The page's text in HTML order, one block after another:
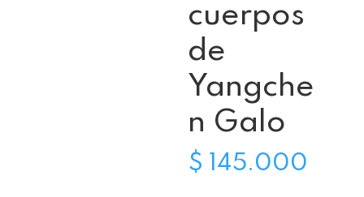
cuerpos
de
Yangche
n Galo
$ 145.000